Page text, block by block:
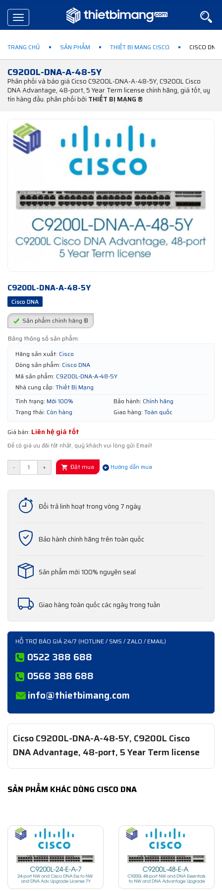
Toggle
navigation
TRANG CHỦ SẢN PHẨM THIẾT BỊ MẠNG CISCO CISCO DNA
C9200L-DNA-A-48-5Y
Phân phối và báo giá Cicso C9200L-DNA-A-48-5Y, C9200L Cisco
DNA Advantage, 48-port, 5 Year Term license chính hãng, giá tốt, uy
tín hàng đầu. phân phối bởi THIẾT BỊ MẠNG ®
C9200L-DNA-A-48-5Y
Cisco DNA
Sản phẩm chính hãng ®
Bảng thông số sản phẩm:
Hãng sản xuất: Cisco
Dòng sản phẩm: Cisco DNA
Mã sản phẩm: C9200L-DNA-A-48-5Y
Nhà cung cấp: Thiết Bị Mạng
Tình trạng: Mới 100% Bảo hành: Chính hãng
Trạng thái: Còn hàng Giao hàng: Toàn quốc
Giá bán: Liên hệ giá tốt
Để có giá ưu đãi tốt nhất, quý khách vui lòng gửi Email!
- + Đặt mua Hướng dẫn mua
Đổi trả linh hoạt trong vòng 7 ngày
Bảo hành chính hãng trên toàn quốc
Sản phẩm mới 100% nguyên seal
Giao hàng toàn quốc các ngày trong tuần
HỖ TRỢ BÁO GIÁ 24/7 (HOTLINE / SMS / ZALO / EMAIL)
0522 388 688
0568 388 688
info@thietbimang.com
Cicso C9200L-DNA-A-48-5Y, C9200L Cisco
DNA Advantage, 48-port, 5 Year Term license
SẢN PHẨM KHÁC DÒNG CISCO DNA